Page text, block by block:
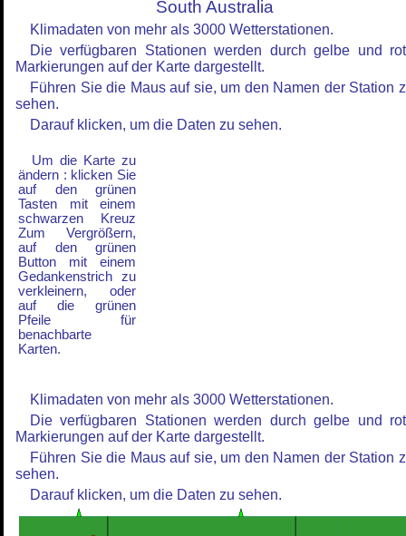
South Australia
Klimadaten von mehr als 3000 Wetterstationen.
Die verfügbaren Stationen werden durch gelbe und
Markierungen auf der Karte dargestellt.
Führen Sie die Maus auf sie, um den Namen der Station
sehen.
Darauf klicken, um die Daten zu sehen.
Um die Karte zu
ändern : klicken Sie
auf den grünen
Tasten mit einem
schwarzen Kreuz
Zum Vergrößern,
auf den grünen
Button mit einem
Gedankenstrich zu
verkleinern, oder
auf die grünen
Pfeile für
benachbarte
Karten.
Klimadaten von mehr als 3000 Wetterstationen.
Die verfügbaren Stationen werden durch gelbe und
Markierungen auf der Karte dargestellt.
Führen Sie die Maus auf sie, um den Namen der Station
sehen.
Darauf klicken, um die Daten zu sehen.